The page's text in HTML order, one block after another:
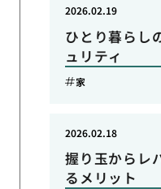
ひとり暮らし
ュリティ
2026.02.19
家
握り玉からレ
るメリット
2026.02.18